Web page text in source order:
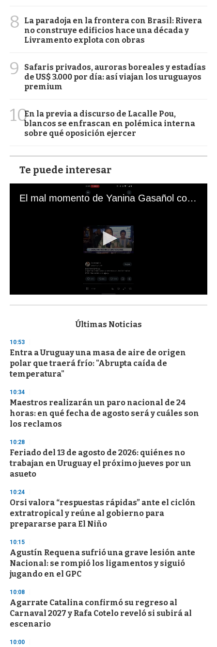
8
La paradoja en la frontera con Brasil: Rivera
no construye edificios hace una década y
Livramento explota con obras
9
Safaris privados, auroras boreales y estadías
de US$ 3.000 por día: así viajan los uruguayos
premium
10En la previa a discurso de Lacalle Pou,
blancos se enfrascan en polémica interna
sobre qué oposición ejercer
Te puede interesar
El mal momento de Yanina Gasañol con un hincha argentino en "Subrayado"
s
d
s
o
f
3
s
e
c
o
n
Últimas Noticias
10:53
Entra a Uruguay una masa de aire de origen
polar que traerá frío: "Abrupta caída de
temperatura"
10:34
Maestros realizarán un paro nacional de 24
horas: en qué fecha de agosto será y cuáles son
los reclamos
10:28
Feriado del 13 de agosto de 2026: quiénes no
trabajan en Uruguay el próximo jueves por un
asueto
10:24
Orsi valora “respuestas rápidas” ante el ciclón
extratropical y reúne al gobierno para
prepararse para El Niño
10:15
Agustín Requena sufrió una grave lesión ante
Nacional: se rompió los ligamentos y siguió
jugando en el GPC
10:08
Agarrate Catalina confirmó su regreso al
Carnaval 2027 y Rafa Cotelo reveló si subirá al
escenario
10:00